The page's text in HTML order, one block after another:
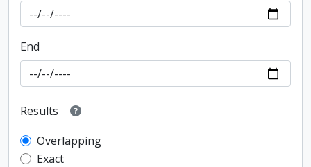
End
Results
Overlapping
Exact